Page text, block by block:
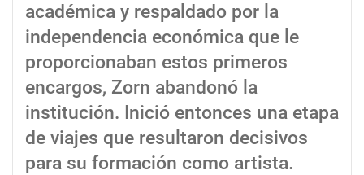
académica y respaldado por la
independencia económica que le
proporcionaban estos primeros
encargos, Zorn abandonó la
institución. Inició entonces una etapa
de viajes que resultaron decisivos
para su formación como artista.